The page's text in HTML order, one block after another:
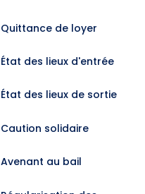
Quittance de loyer
État des lieux d'entrée
État des lieux de sortie
Caution solidaire
Avenant au bail